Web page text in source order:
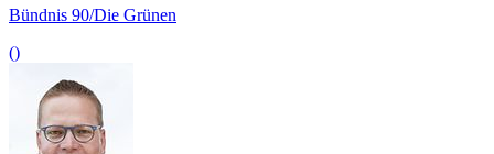
Bündnis 90/Die Grünen
()